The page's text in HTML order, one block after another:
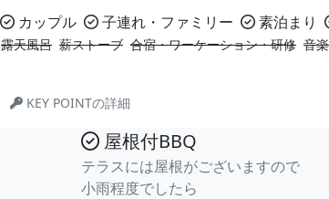
カップル 子連れ・ファミリー 素泊まり
露天風呂 薪ストーブ 合宿・ワーケーション・研修 音
KEY POINTの詳細
屋根付BBQ
テラスには屋根がございますので
小雨程度でしたら